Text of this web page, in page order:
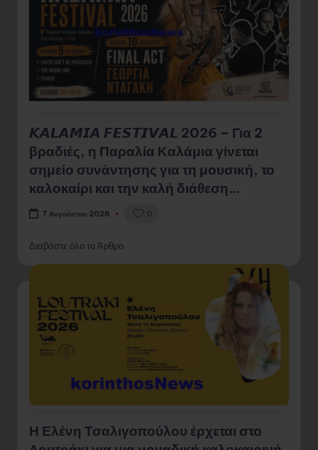
𝙆𝘼𝙇𝘼𝙈𝙄𝘼 𝙁𝙀𝙎𝙏𝙄𝙑𝘼𝙇 2026 – Για 2
βραδιές, η Παραλία Καλάμια γίνεται
σημείο συνάντησης για τη μουσική, το
καλοκαίρι και την καλή διάθεση…
7 Αυγούστου 2026 0
Διαβάστε όλο το Άρθρο
Η Ελένη Τσαλιγοπούλου έρχεται στο